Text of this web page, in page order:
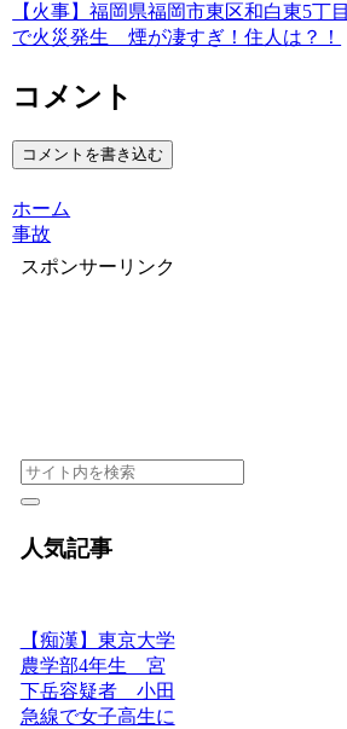
【火事】福岡県福岡市東区和白東5丁目
で火災発生 煙が凄すぎ！住人は？！
コメント
コメントを書き込む
ホーム
事故
スポンサーリンク
人気記事
【痴漢】東京大学
農学部4年生 宮
下岳容疑者 小田
急線で女子高生に